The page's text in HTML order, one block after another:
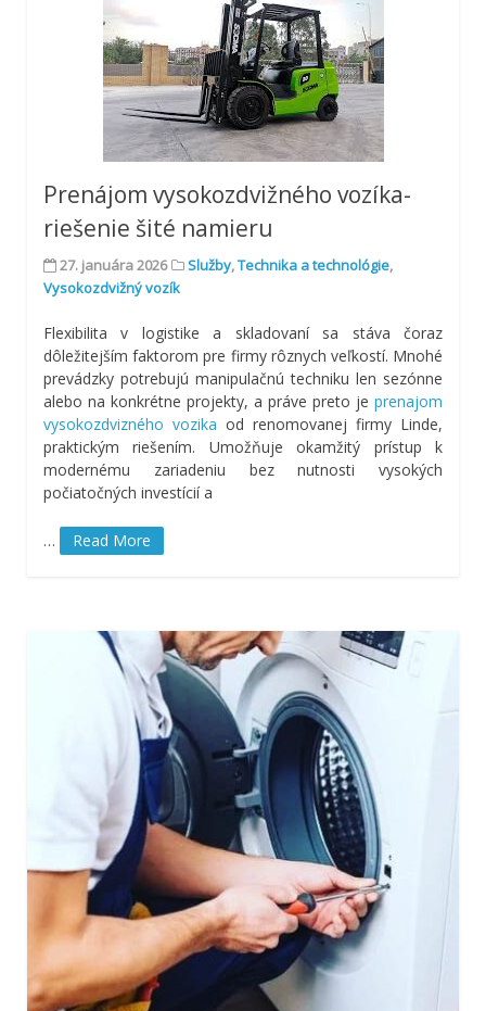
Prenájom vysokozdvižného vozíka-
riešenie šité namieru
27. januára 2026 Služby,Technika a technológie,
Vysokozdvižný vozík
Flexibilita v logistike a skladovaní sa stáva čoraz
dôležitejším faktorom pre firmy rôznych veľkostí. Mnohé
prevádzky potrebujú manipulačnú techniku len sezónne
alebo na konkrétne projekty, a práve preto je prenajom
vysokozdvizného vozika od renomovanej firmy Linde,
praktickým riešením. Umožňuje okamžitý prístup k
modernému zariadeniu bez nutnosti vysokých
počiatočných investícií a
… Read More